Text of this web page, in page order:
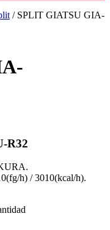
/ SPLIT GIATSU GIA-
R32
h) / 3010(kcal/h).